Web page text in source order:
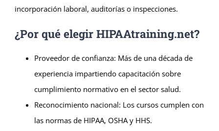
incorporación laboral, auditorías o inspecciones.
¿Por qué elegir HIPAAtraining.net?
Proveedor de confianza: Más de una década de
experiencia impartiendo capacitación sobre
cumplimiento normativo en el sector salud.
Reconocimiento nacional: Los cursos cumplen con
las normas de HIPAA, OSHA y HHS.